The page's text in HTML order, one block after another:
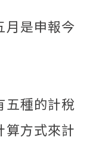
月是申報今
五種的計稅
算方式來計